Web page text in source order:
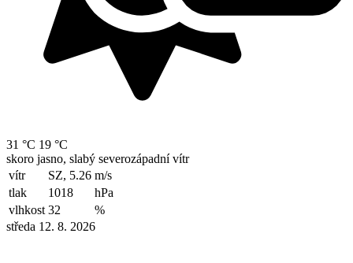
31 °C 19 °C
skoro jasno, slabý severozápadní vítr
vítr
SZ, 5.26 m/s
tlak
1018
hPa
vlhkost 32
%
středa 12. 8. 2026